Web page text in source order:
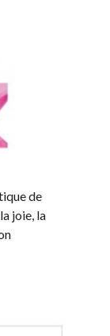
de
joie, la